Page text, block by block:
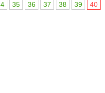
35 36 37 38 39 40